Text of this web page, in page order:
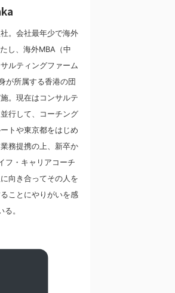
。会社最年少で海外
し、海外MBA（中
ルティングファーム
が所属する香港の団
。現在はコンサルテ
行して、コーチング
トや東京都をはじめ
務提携の上、新卒か
フ・キャリアコーチ
向き合ってその人を
ことにやりがいを感
る。